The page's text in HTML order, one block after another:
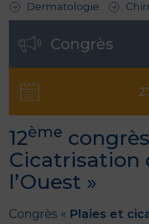
Dermatologie
Congrès
12ème
Cicatrisation
l’Ouest »
Congrès « Plaies et